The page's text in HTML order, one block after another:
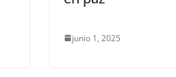
junio 1, 2025